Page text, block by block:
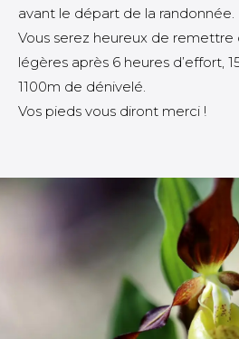
avant le départ de la randonnée.
Vous serez heureux de remettre
légères après 6 heures d’effort,
1100m de dénivelé.
Vos pieds vous diront merci !